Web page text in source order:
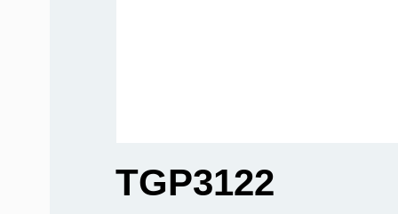
TGP3122